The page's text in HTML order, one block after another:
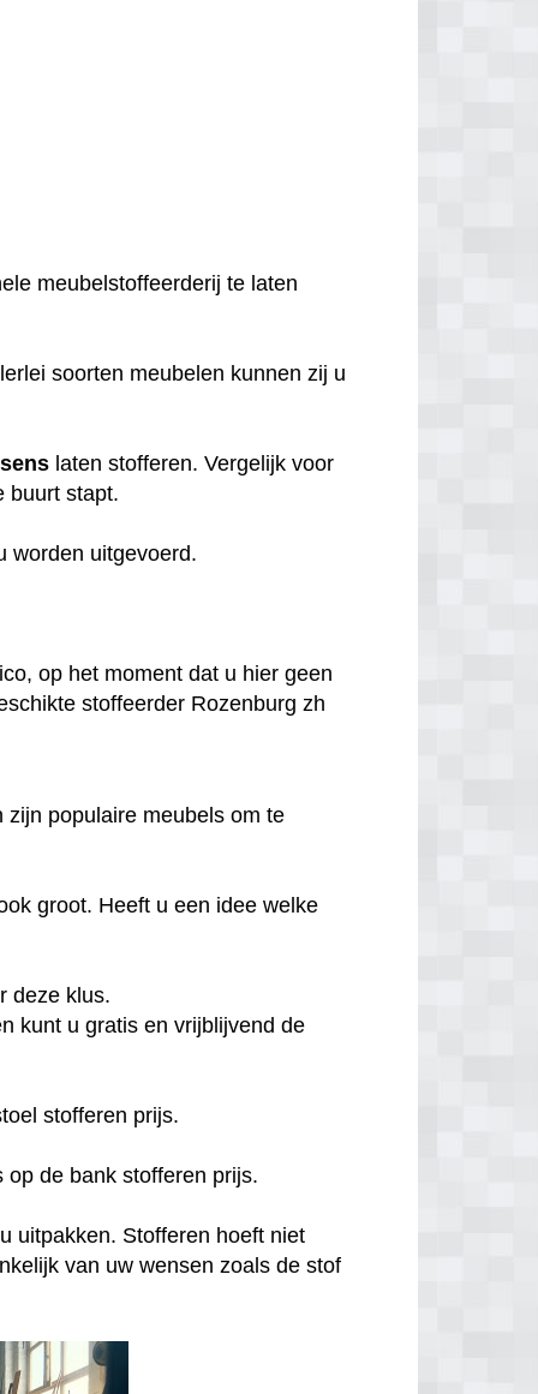
meubelstoffeerderij te laten
soorten meubelen kunnen zij u
laten stofferen. Vergelijk voor
buurt stapt.
worden uitgevoerd.
op het moment dat u hier geen
stoffeerder Rozenburg zh
populaire meubels om te
groot. Heeft u een idee welke
deze klus.
kunt u gratis en vrijblijvend de
stofferen prijs.
de bank stofferen prijs.
uitpakken. Stofferen hoeft niet
van uw wensen zoals de stof